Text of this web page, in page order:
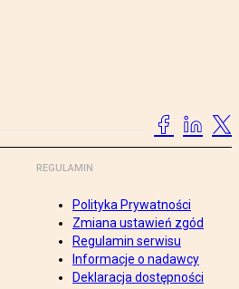
REGULAMIN
Polityka Prywatności
Zmiana ustawień zgód
Regulamin serwisu
Informacje o nadawcy
Deklaracja dostępności